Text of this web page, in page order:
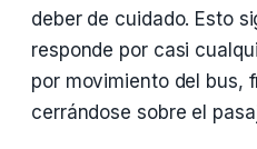
deber de cuidado. Esto
responde por casi
por movimiento del bus,
cerrándose sobre el